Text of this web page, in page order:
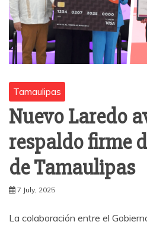
Tamaulipas
Nuevo Laredo
respaldo firme
de Tamaulipas
7 July, 2025
La colaboración entre el